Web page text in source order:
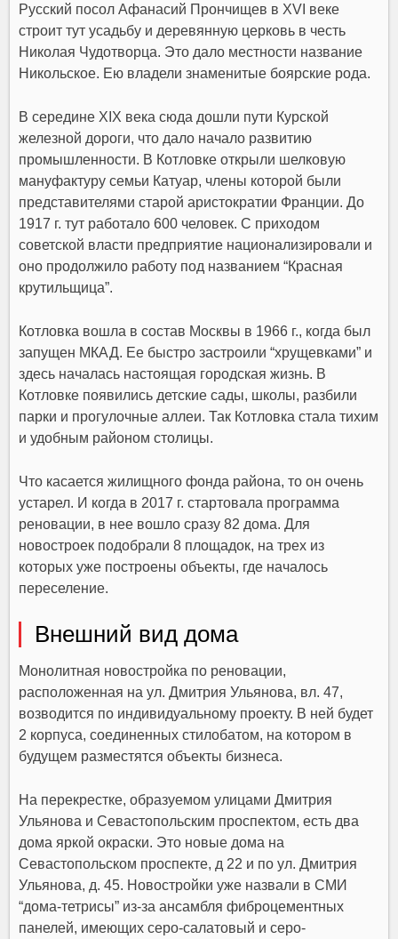
Русский посол Афанасий Прончищев в XVI веке
строит тут усадьбу и деревянную церковь в честь
Николая Чудотворца. Это дало местности название
Никольское. Ею владели знаменитые боярские рода.
В середине XIX века сюда дошли пути Курской
железной дороги, что дало начало развитию
промышленности. В Котловке открыли шелковую
мануфактуру семьи Катуар, члены которой были
представителями старой аристократии Франции. До
1917 г. тут работало 600 человек. С приходом
советской власти предприятие национализировали и
оно продолжило работу под названием “Красная
крутильщица”.
Котловка вошла в состав Москвы в 1966 г., когда был
запущен МКАД. Ее быстро застроили “хрущевками” и
здесь началась настоящая городская жизнь. В
Котловке появились детские сады, школы, разбили
парки и прогулочные аллеи. Так Котловка стала тихим
и удобным районом столицы.
Что касается жилищного фонда района, то он очень
устарел. И когда в 2017 г. стартовала программа
реновации, в нее вошло сразу 82 дома. Для
новостроек подобрали 8 площадок, на трех из
которых уже построены объекты, где началось
переселение.
Внешний вид дома
Монолитная новостройка по реновации,
расположенная на ул. Дмитрия Ульянова, вл. 47,
возводится по индивидуальному проекту. В ней будет
2 корпуса, соединенных стилобатом, на котором в
будущем разместятся объекты бизнеса.
На перекрестке, образуемом улицами Дмитрия
Ульянова и Севастопольским проспектом, есть два
дома яркой окраски. Это новые дома на
Севастопольском проспекте, д 22 и по ул. Дмитрия
Ульянова, д. 45. Новостройки уже назвали в СМИ
“дома-тетрисы” из-за ансамбля фиброцементных
панелей, имеющих серо-салатовый и серо-